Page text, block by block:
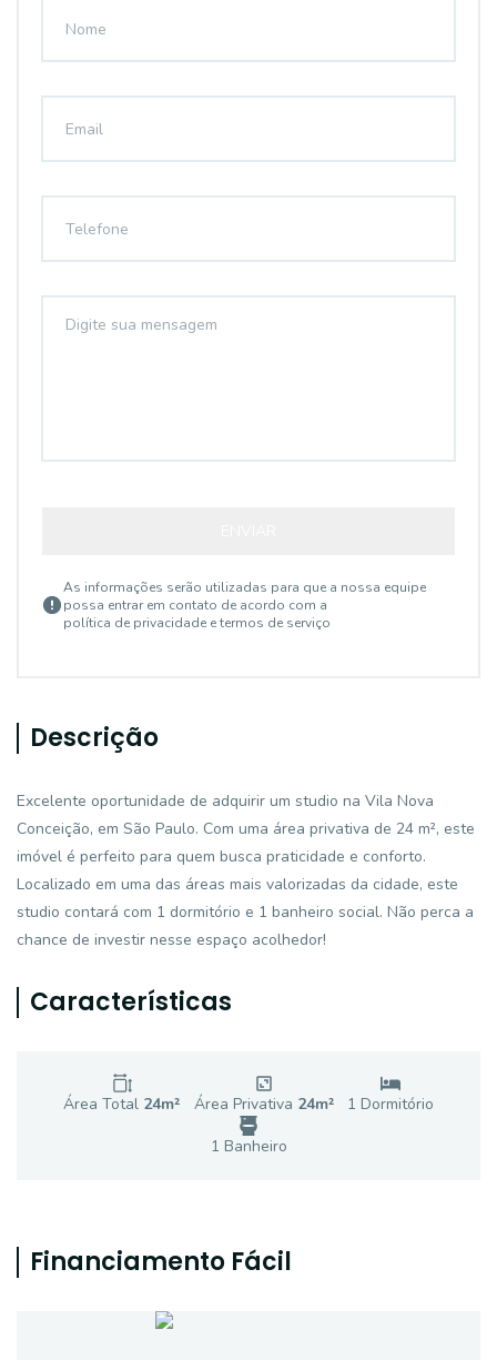
As informações serão utilizadas para que a nossa equipe
possa entrar em contato de acordo com a
política de privacidade e termos de serviço
Descrição
Excelente oportunidade de adquirir um studio na Vila Nova
Conceição, em São Paulo. Com uma área privativa de 24 m², este
imóvel é perfeito para quem busca praticidade e conforto.
Localizado em uma das áreas mais valorizadas da cidade, este
studio contará com 1 dormitório e 1 banheiro social. Não perca a
chance de investir nesse espaço acolhedor!
Características
Área Total 24m² Área Privativa 24m² 1 Dormitório
1 Banheiro
Financiamento Fácil